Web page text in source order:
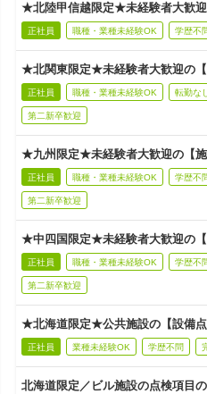
★北陸甲信越限定★未経験者大歓迎
正社員 職種・業種未経験OK 学歴不
★北関東限定★未経験者大歓迎の【
正社員 職種・業種未経験OK 転勤な
第二新卒歓迎
★九州限定★未経験者大歓迎の【施
正社員 職種・業種未経験OK 学歴不
第二新卒歓迎
★中四国限定★未経験者大歓迎の【
正社員 職種・業種未経験OK 学歴不
第二新卒歓迎
★北海道限定★公共施設の【設備
正社員 業種未経験OK 学歴不問
北海道限定／ビル施設の点検項目